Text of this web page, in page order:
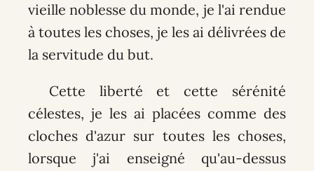
vieille noblesse du monde, je l'ai rendue
à toutes les choses, je les ai délivrées de
la servitude du but.
Cette liberté et cette sérénité
célestes, je les ai placées comme des
cloches d'azur sur toutes les choses,
lorsque j'ai enseigné qu'au-dessus